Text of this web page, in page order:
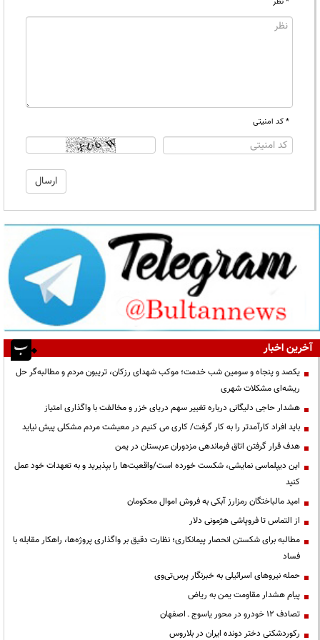
* کد امنیتی
آخرین اخبار
یکصد و پنجاه و سومین شب خدمت؛ موکب شهدای رزکان، تریبون مردم و مطالبه‌گر حل
ریشه‌ای مشکلات شهری
هشدار حاجی دلیگانی درباره تغییر سهم دریای خزر و مخالفت با واگذاری امتیاز
باید افراد کارآمدتر را به کار گرفت/ کاری می کنیم در معیشت مردم مشکلی پیش نیاید
هدف قرار گرفتن اتاق‌ فرماندهی مزدوران عربستان در یمن
این دیپلماسی نمایشی، شکست خورده است/واقعیت‌ها را بپذیرید و به تعهدات خود عمل
کنید
امید مالباختگان رمزارز آبکی به فروش اموال محکومان
از التماس تا فروپاشی هژمونی دلار
مطالبه برای شکستن انحصار پیمانکاری؛ نظارت دقیق بر واگذاری پروژه‌ها، راهکار مقابله با
فساد
حمله نیروهای اسرائیلی به خبرنگار پرس‌تی‌وی
پیام هشدار مقاومت یمن به ریاض
تصادف ۱۲ خودرو در محور یاسوج ـ اصفهان
رکوردشکنی دختر دونده ایران در بلاروس